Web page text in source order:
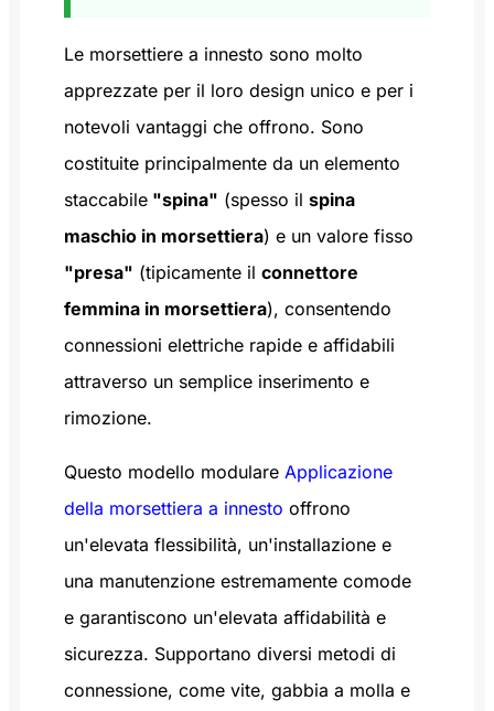
Le morsettiere a innesto sono molto
apprezzate per il loro design unico e per i
notevoli vantaggi che offrono. Sono
costituite principalmente da un elemento
staccabile "spina" (spesso il spina
maschio in morsettiera) e un valore fisso
"presa" (tipicamente il connettore
femmina in morsettiera), consentendo
connessioni elettriche rapide e affidabili
attraverso un semplice inserimento e
rimozione.
Questo modello modulare Applicazione
della morsettiera a innesto offrono
un'elevata flessibilità, un'installazione e
una manutenzione estremamente comode
e garantiscono un'elevata affidabilità e
sicurezza. Supportano diversi metodi di
connessione, come vite, gabbia a molla e